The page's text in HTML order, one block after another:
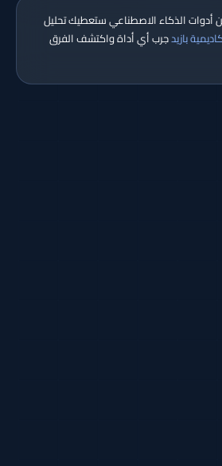
أدوات الذكاء الاصطناعي ستعطيك تحليل
بازيدجرب أي أداة واكتشف الفرق